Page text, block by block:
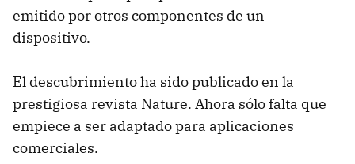
emitido por otros componentes de un
dispositivo.
El descubrimiento ha sido publicado en la
prestigiosa revista Nature. Ahora sólo falta que
empiece a ser adaptado para aplicaciones
comerciales.